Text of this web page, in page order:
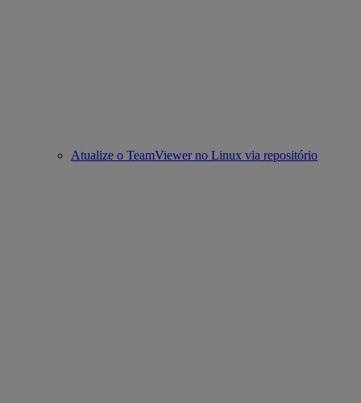
Atualize o TeamViewer no Linux via repositório